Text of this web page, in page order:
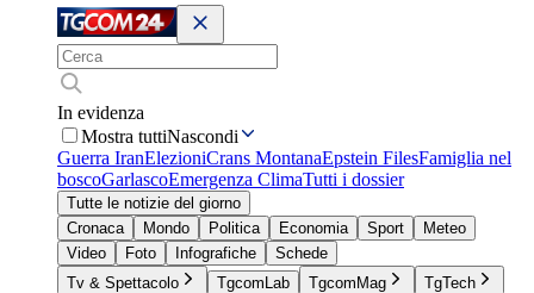
In evidenza
Mostra tuttiNascondi
Guerra IranElezioniCrans MontanaEpstein FilesFamiglia nel
boscoGarlascoEmergenza ClimaTutti i dossier
Tutte le notizie del giorno
Cronaca
Mondo Politica Economia Sport
Meteo
Video
Foto Infografiche
Schede
Tv & Spettacolo
TgcomLab TgcomMag
TgTech